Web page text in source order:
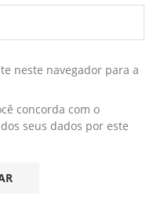
neste navegador para a
concorda com o
seus dados por este